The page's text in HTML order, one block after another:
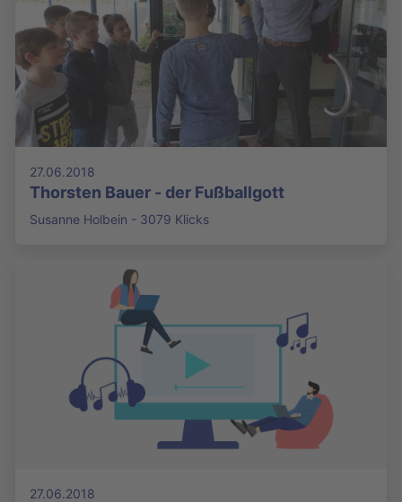
27.06.2018
Thorsten Bauer - der Fußballgott
Susanne Holbein - 3079 Klicks
27.06.2018